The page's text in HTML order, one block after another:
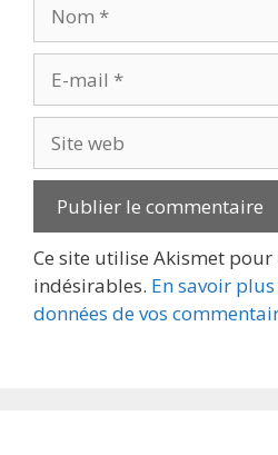
mail
web
Ce site utilise Akismet
indésirables. En savoir
données de vos